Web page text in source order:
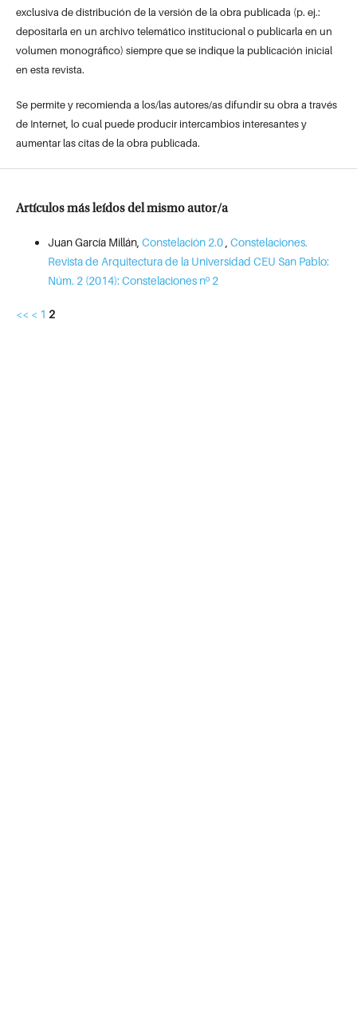
exclusiva de distribución de la versión de la obra publicada (p. ej.:
depositarla en un archivo telemático institucional o publicarla en un
volumen monográfico) siempre que se indique la publicación inicial
en esta revista.
Se permite y recomienda a los/las autores/as difundir su obra a través
de Internet, lo cual puede producir intercambios interesantes y
aumentar las citas de la obra publicada.
Artículos más leídos del mismo autor/a
Juan García Millán, Constelación 2.0 Constelaciones.
Revista de Arquitectura de la Universidad CEU San Pablo:
Núm. 2 (2014): Constelaciones nº 2
<< < 1 2